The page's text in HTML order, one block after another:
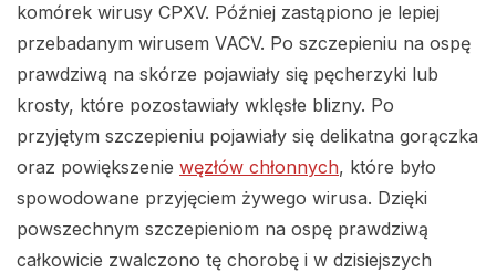
komórek wirusy CPXV. Później zastąpiono je lepiej
przebadanym wirusem VACV. Po szczepieniu na ospę
prawdziwą na skórze pojawiały się pęcherzyki lub
krosty, które pozostawiały wklęsłe blizny. Po
przyjętym szczepieniu pojawiały się delikatna gorączka
oraz powiększenie węzłów chłonnych, które było
spowodowane przyjęciem żywego wirusa. Dzięki
powszechnym szczepieniom na ospę prawdziwą
całkowicie zwalczono tę chorobę i w dzisiejszych